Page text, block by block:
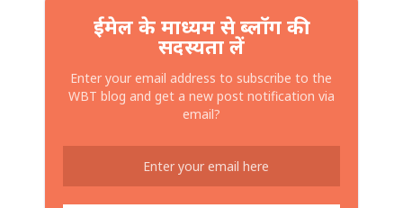
ईमेल के माध्यम से ब्लॉग की
सदस्यता लें
Enter your email address to subscribe to the
WBT blog and get a new post notification via
email?